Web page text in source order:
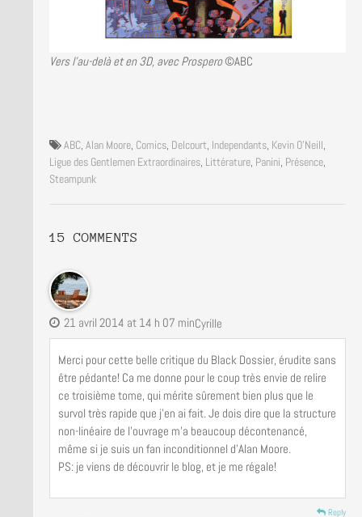
Vers l’au-delà et en 3D, avec Prospero©ABC
ABC, Alan Moore, Comics, Delcourt, Independants, Kevin O'Neill,
Ligue des Gentlemen Extraordinaires, Littérature, Panini, Présence,
Steampunk
15 COMMENTS
Cyrille
21 avril 2014 at 14 h 07 min
Merci pour cette belle critique du Black Dossier, érudite sans
être pédante! Ca me donne pour le coup très envie de relire
ce troisième tome, qui mérite sûrement bien plus que le
survol très rapide que j’en ai fait. Je dois dire que la structure
non-linéaire de l’ouvrage m’a beaucoup décontenancé,
même si je suis un fan inconditionnel d’Alan Moore.
PS: je viens de découvrir le blog, et je me régale!
Reply